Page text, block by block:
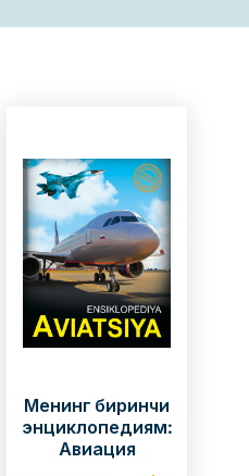
Менинг биринчи
энциклопедиям:
Авиация